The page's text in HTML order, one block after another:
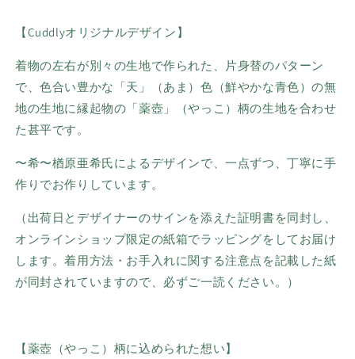
【Cuddlyオリジナルデザイン】
着物の左右が別々の生地で作られた、片身替のパターン
で、色合い豊かな「天」（あま）色（鮮やかな青色）の無
地の生地に縁起物の「薬壺」（やっこ）柄の生地を合わせ
た甚平です。
〜希〜楢原亜希氏によるデザインで、一点ずつ、丁寧に手
作りでお作りしています。
（出荷日とデザイナーのサインを添えた証明書を同封し、
オンラインショップ限定の紙箱でラッピングをしてお届け
します。着用方法・お手入れに関する注意点を記載した紙
が同封されていますので、必ずご一読ください。）
【薬壺（やっこ）柄に込められた想い】